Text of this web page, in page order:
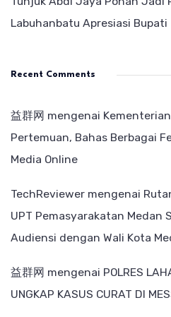
Labuhanbatu Apresiasi Bupati
Recent Comments
益群网 mengenai
Pertemuan, Bahas Berbagai
Media Online
TechReviewer mengenai
UPT Pemasyarakatan Medan
Audiensi dengan Wali Kota
益群网 mengenai POLRES
UNGKAP KASUS CURAT DI